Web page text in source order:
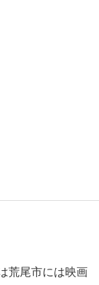
荒尾市には映画